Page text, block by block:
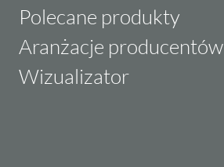
Polecane produkty
Aranżacje producentów
Wizualizator